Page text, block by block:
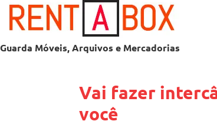
Guarda Móveis, Arquivos e Mercadorias
Vai fazer
você